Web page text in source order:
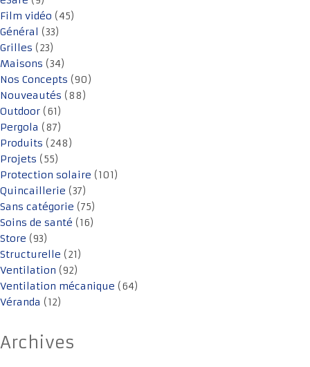
Film vidéo (45)
Général (33)
Grilles (23)
Maisons (34)
Nos Concepts (90)
Nouveautés (88)
Outdoor (61)
Pergola (87)
Produits (248)
Projets (55)
Protection solaire (101)
Quincaillerie (37)
Sans catégorie (75)
Soins de santé (16)
Store (93)
Structurelle (21)
Ventilation (92)
Ventilation mécanique (64)
Véranda (12)
Archives